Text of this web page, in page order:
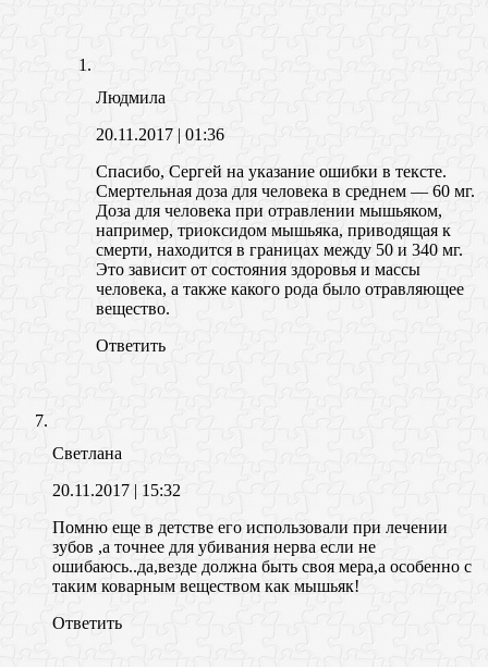
Людмила
20.11.2017 | 01:36
Спасибо, Сергей на указание ошибки в тексте.
Смертельная доза для человека в среднем — 60 мг.
Доза для человека при отравлении мышьяком,
например, триоксидом мышьяка, приводящая к
смерти, находится в границах между 50 и 340 мг.
Это зависит от состояния здоровья и массы
человека, а также какого рода было отравляющее
вещество.
Ответить
Светлана
20.11.2017 | 15:32
Помню еще в детстве его использовали при лечении
зубов ,а точнее для убивания нерва если не
ошибаюсь..да,везде должна быть своя мера,а особенно с
таким коварным веществом как мышьяк!
Ответить